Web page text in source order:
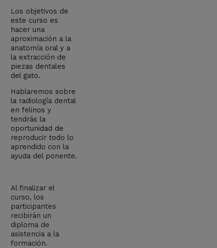
Los objetivos de
este curso es
hacer una
aproximación a la
anatomía oral y a
la extracción de
piezas dentales
del gato.
Hablaremos sobre
la radiología dental
en felinos y
tendrás la
oportunidad de
reproducir todo lo
aprendido con la
ayuda del ponente.
Al finalizar el
curso, los
participantes
recibirán un
diploma de
asistencia a la
formación.